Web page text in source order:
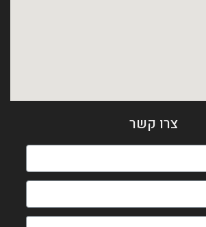
צרו קשר